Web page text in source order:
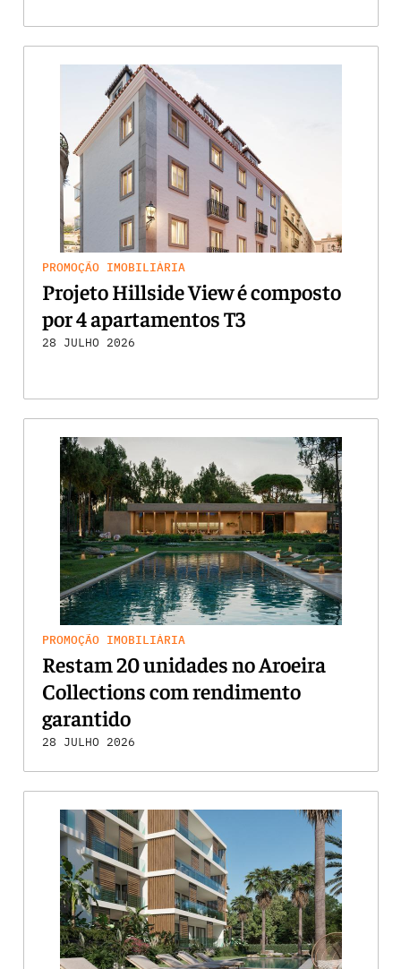
PROMOÇÃO IMOBILIÁRIA
Projeto Hillside View é composto
por 4 apartamentos T3
28 JULHO 2026
PROMOÇÃO IMOBILIÁRIA
Restam 20 unidades no Aroeira
Collections com rendimento
garantido
28 JULHO 2026